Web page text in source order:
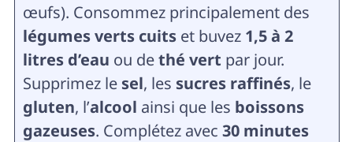
œufs). Consommez principalement des
légumes verts cuitset buvez 1,5 à 2
litres d’eau ou dethé vert par jour.
Supprimez le sel, les sucres raffinés, le
gluten, l’alcool ainsi que les boissons
gazeuses. Complétez avec 30 minutes